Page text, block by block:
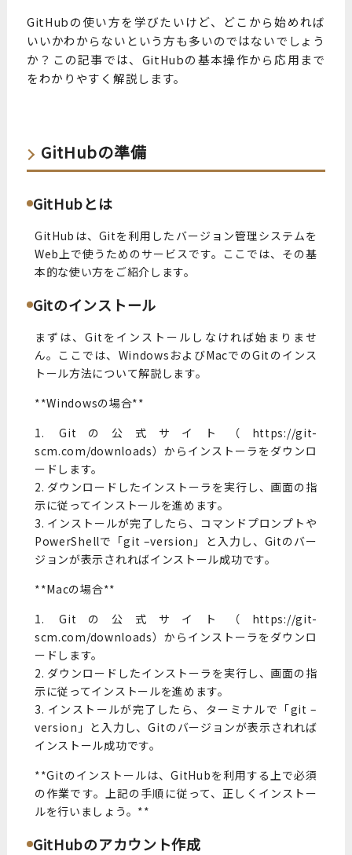
GitHubの使い方を学びたいけど、どこから始めれば
いいかわからないという方も多いのではないでしょう
か？この記事では、GitHubの基本操作から応用まで
をわかりやすく解説します。
GitHubの準備
GitHubとは
GitHubは、Gitを利用したバージョン管理システムを
Web上で使うためのサービスです。ここでは、その基
本的な使い方をご紹介します。
Gitのインストール
まずは、Gitをインストールしなければ始まりませ
ん。ここでは、WindowsおよびMacでのGitのインス
トール方法について解説します。
**Windowsの場合**
1. Gitの公式サイト（https://git-
scm.com/downloads）からインストーラをダウンロ
ードします。
2. ダウンロードしたインストーラを実行し、画面の指
示に従ってインストールを進めます。
3. インストールが完了したら、コマンドプロンプトや
PowerShellで「git –version」と入力し、Gitのバー
ジョンが表示されればインストール成功です。
**Macの場合**
1. Gitの公式サイト（https://git-
scm.com/downloads）からインストーラをダウンロ
ードします。
2. ダウンロードしたインストーラを実行し、画面の指
示に従ってインストールを進めます。
3. インストールが完了したら、ターミナルで「git –
version」と入力し、Gitのバージョンが表示されれば
インストール成功です。
**Gitのインストールは、GitHubを利用する上で必須
の作業です。上記の手順に従って、正しくインストー
ルを行いましょう。**
GitHubのアカウント作成